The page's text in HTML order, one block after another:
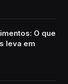
O que
leva em